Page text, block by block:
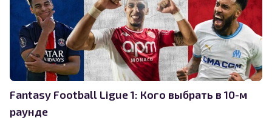
Fantasy Football Ligue 1: Кого выбрать в 10-м
раунде